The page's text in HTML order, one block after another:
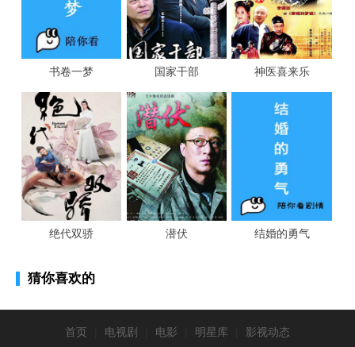
书卷一梦 国家干部 神医喜来乐
绝代双骄 潜伏 结婚的勇气
猜你喜欢的
首页 电视剧 电影 明星库 影视动态